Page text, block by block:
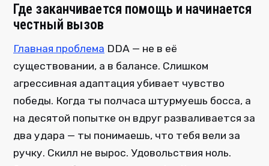
Где заканчивается помощь и начинается
честный вызов
Главная проблема DDA — не в её
существовании, а в балансе. Слишком
агрессивная адаптация убивает чувство
победы. Когда ты полчаса штурмуешь босса, а
на десятой попытке он вдруг разваливается за
два удара — ты понимаешь, что тебя вели за
ручку. Скилл не вырос. Удовольствия ноль.